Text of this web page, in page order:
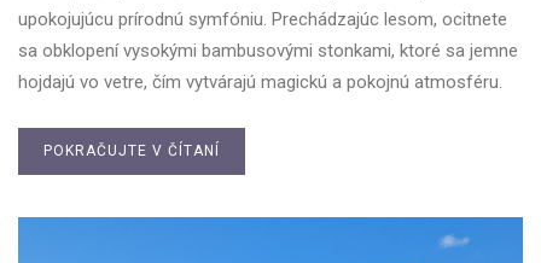
upokojujúcu prírodnú symfóniu. Prechádzajúc lesom, ocitnete
sa obklopení vysokými bambusovými stonkami, ktoré sa jemne
hojdajú vo vetre, čím vytvárajú magickú a pokojnú atmosféru.
POKRAČUJTE V ČÍTANÍ